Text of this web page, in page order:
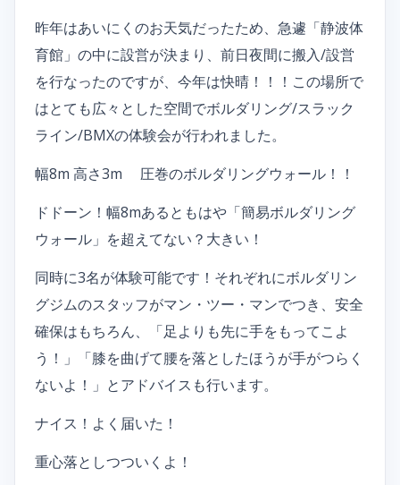
昨年はあいにくのお天気だったため、急遽「静波体
育館」の中に設営が決まり、前日夜間に搬入/設営
を行なったのですが、今年は快晴！！！この場所で
はとても広々とした空間でボルダリング/スラック
ライン/BMXの体験会が行われました。
幅8m 高さ3m 圧巻のボルダリングウォール！！
ドドーン！幅8mあるともはや「簡易ボルダリング
ウォール」を超えてない？大きい！
同時に3名が体験可能です！それぞれにボルダリン
グジムのスタッフがマン・ツー・マンでつき、安全
確保はもちろん、「足よりも先に手をもってこよ
う！」「膝を曲げて腰を落としたほうが手がつらく
ないよ！」とアドバイスも行います。
ナイス！よく届いた！
重心落としつついくよ！